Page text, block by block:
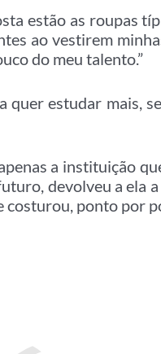
estão as roupas
ao vestirem
do meu talento.”
quer estudar mais,
a instituição
devolveu a ela
costurou, ponto por